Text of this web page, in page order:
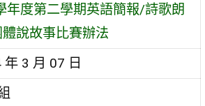
年度第二學期英語簡報/詩歌朗
說故事比賽辦法
年 3 月 07 日